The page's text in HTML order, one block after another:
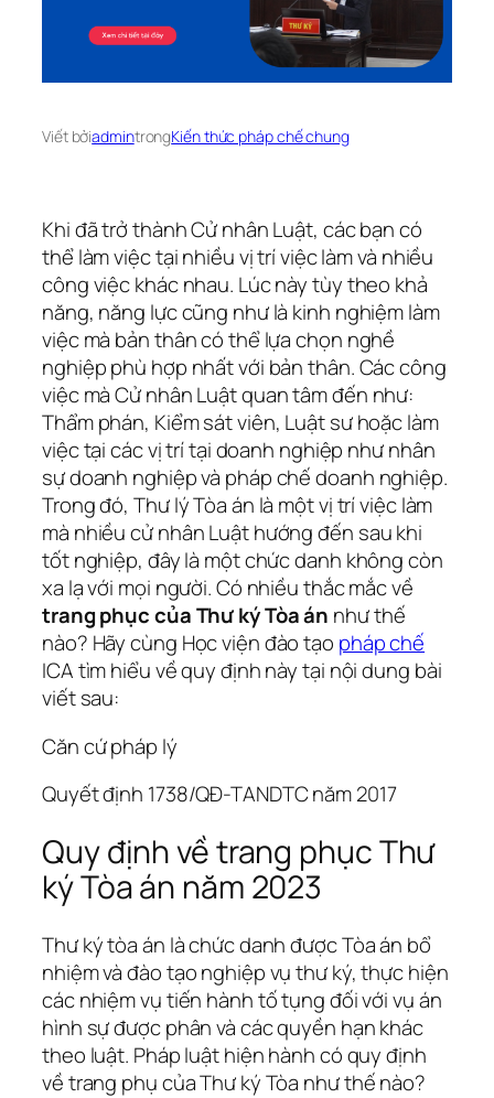
Viết bởiadmintrongKiến thức pháp chế chung
Khi đã trở thành Cử nhân Luật, các bạn có
thể làm việc tại nhiều vị trí việc làm và nhiều
công việc khác nhau. Lúc này tùy theo khả
năng, năng lực cũng như là kinh nghiệm làm
việc mà bản thân có thể lựa chọn nghề
nghiệp phù hợp nhất với bản thân. Các công
việc mà Cử nhân Luật quan tâm đến như:
Thẩm phán, Kiểm sát viên, Luật sư hoặc làm
việc tại các vị trí tại doanh nghiệp như nhân
sự doanh nghiệp và pháp chế doanh nghiệp.
Trong đó, Thư lý Tòa án là một vị trí việc làm
mà nhiều cử nhân Luật hướng đến sau khi
tốt nghiệp, đây là một chức danh không còn
xa lạ với mọi người. Có nhiều thắc mắc về
trang phục của Thư ký Tòa án như thế
nào? Hãy cùng Học viện đào tạo pháp chế
ICA tìm hiểu về quy định này tại nội dung bài
viết sau:
Căn cứ pháp lý
Quyết định 1738/QĐ-TANDTC năm 2017
Quy định về trang phục Thư
ký Tòa án năm 2023
Thư ký tòa án là chức danh được Tòa án bổ
nhiệm và đào tạo nghiệp vụ thư ký, thực hiện
các nhiệm vụ tiến hành tố tụng đối với vụ án
hình sự được phân và các quyền hạn khác
theo luật. Pháp luật hiện hành có quy định
về trang phụ của Thư ký Tòa như thế nào?